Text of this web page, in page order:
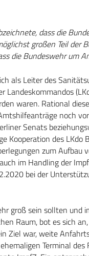
dass die
großen Teil
die Bundeswehr um
als Leiter des
Landeskommandos
waren. Rational
noch
Senats
Kooperation des
zum
im Handling der
bei der
groß sein sollten
Raum, bot es sich
Ziel war, weite
Terminal